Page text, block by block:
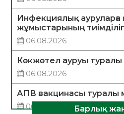
Инфекциялық
жұмыстарының
06.08.2026
Көкжөтел ауруы туралы
06.08.2026
АПВ вакцинасы туралы
06.08.2026
Барлық